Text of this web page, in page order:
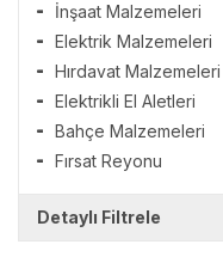
İnşaat Malzemeleri
Elektrik Malzemeleri
Hırdavat Malzemeleri
Elektrikli El Aletleri
Bahçe Malzemeleri
Fırsat Reyonu
Detaylı Filtrele